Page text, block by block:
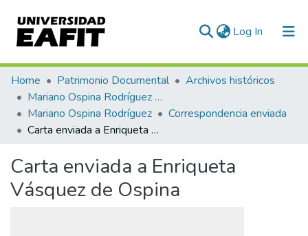
Log In (current)
Communities & Collections
All of DSpace
Statistics
Home Patrimonio Documental
Archivos históricos
Mariano Ospina Rodríguez (1826 -1912)
Mariano Ospina Rodríguez
Correspondencia enviada
Carta enviada a Enriqueta Vásquez de Ospina
Carta enviada a Enriqueta
Vásquez de Ospina